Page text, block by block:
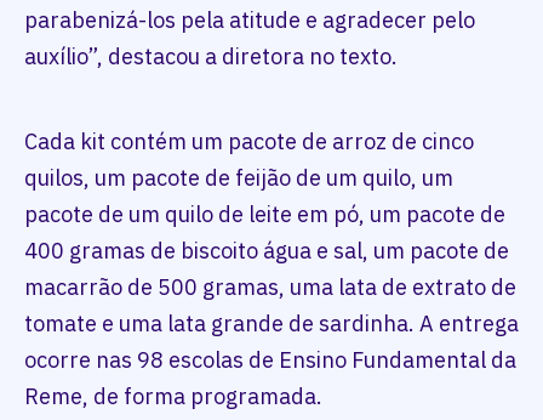
parabenizá-los pela atitude e agradecer pelo
auxílio”, destacou a diretora no texto.
Cada kit contém um pacote de arroz de cinco
quilos, um pacote de feijão de um quilo, um
pacote de um quilo de leite em pó, um pacote de
400 gramas de biscoito água e sal, um pacote de
macarrão de 500 gramas, uma lata de extrato de
tomate e uma lata grande de sardinha. A entrega
ocorre nas 98 escolas de Ensino Fundamental da
Reme, de forma programada.